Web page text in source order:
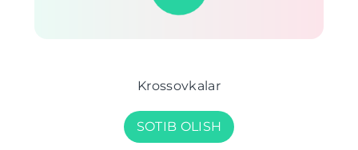
Krossovkalar
SOTIB OLISH